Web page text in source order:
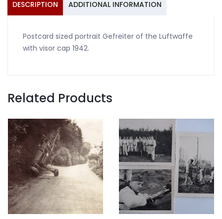
quantity
DESCRIPTION ADDITIONAL INFORMATION
Postcard sized portrait Gefreiter of the Luftwaffe
with visor cap 1942.
Related Products